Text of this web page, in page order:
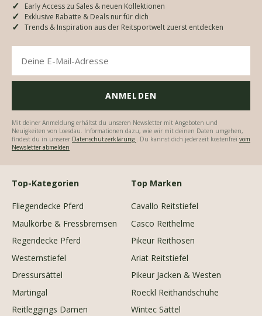
Early Access zu Sales & neuen Kollektionen
Exklusive Rabatte & Deals nur für dich
Trends & Inspiration aus der Reitsportwelt zuerst entdecken
Mit deiner Anmeldung erhältst du unseren Newsletter mit Angeboten und
Neuigkeiten von Loesdau. Informationen dazu, wie wir mit deinen Daten umgehen,
findest du in unserer Datenschutzerklärung . Du kannst dich jederzeit kostenfrei vom
Newsletter abmelden
Top-Kategorien
Fliegendecke Pferd
Maulkörbe & Fressbremsen
Regendecke Pferd
Westernstiefel
Dressursättel
Martingal
Reitleggings Damen
Top Marken
Cavallo Reitstiefel
Casco Reithelme
Pikeur Reithosen
Ariat Reitstiefel
Pikeur Jacken & Westen
Roeckl Reithandschuhe
Wintec Sättel